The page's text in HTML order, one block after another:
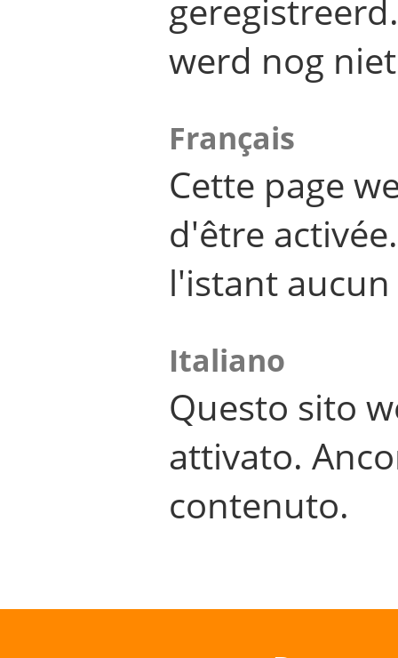
werd nog
Français
Cette page
d'être
l'istant
Italiano
Questo sito
attivato.
contenuto.